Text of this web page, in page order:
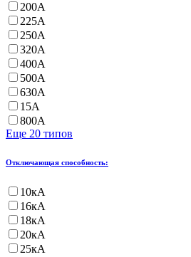
200А
225А
250А
320А
400А
500А
630А
15А
800А
Еще 20 типов
Отключающая способность:
10кА
16кА
18кА
20кА
25кА